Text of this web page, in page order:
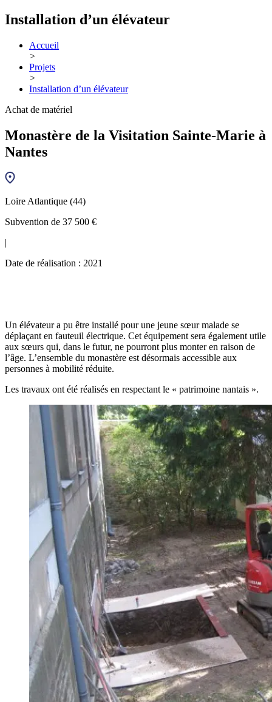
Installation d’un élévateur
Accueil
>
Projets
>
Installation d’un élévateur
Achat de matériel
Monastère de la Visitation Sainte-Marie à
Nantes
Loire Atlantique (44)
Subvention de 37 500 €
Date de réalisation : 2021
Un élévateur a pu être installé pour une jeune sœur malade se
déplaçant en fauteuil électrique. Cet équipement sera également utile
aux sœurs qui, dans le futur, ne pourront plus monter en raison de
l’âge. L’ensemble du monastère est désormais accessible aux
personnes à mobilité réduite.
Les travaux ont été réalisés en respectant le « patrimoine nantais ».